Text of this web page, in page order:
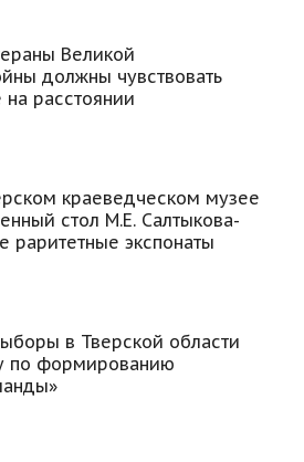
Великой
должны чувствовать
расстоянии
краеведческом музее
стол М.Е. Салтыкова-
экспонаты
в Тверской области
по формированию